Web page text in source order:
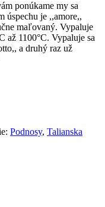
ponúkame my sa
úspechu je ,,amore,,
maľovaný. Vypaluje
až 1100°C. Vypaluje sa
a druhý raz už
Podnosy, Talianska